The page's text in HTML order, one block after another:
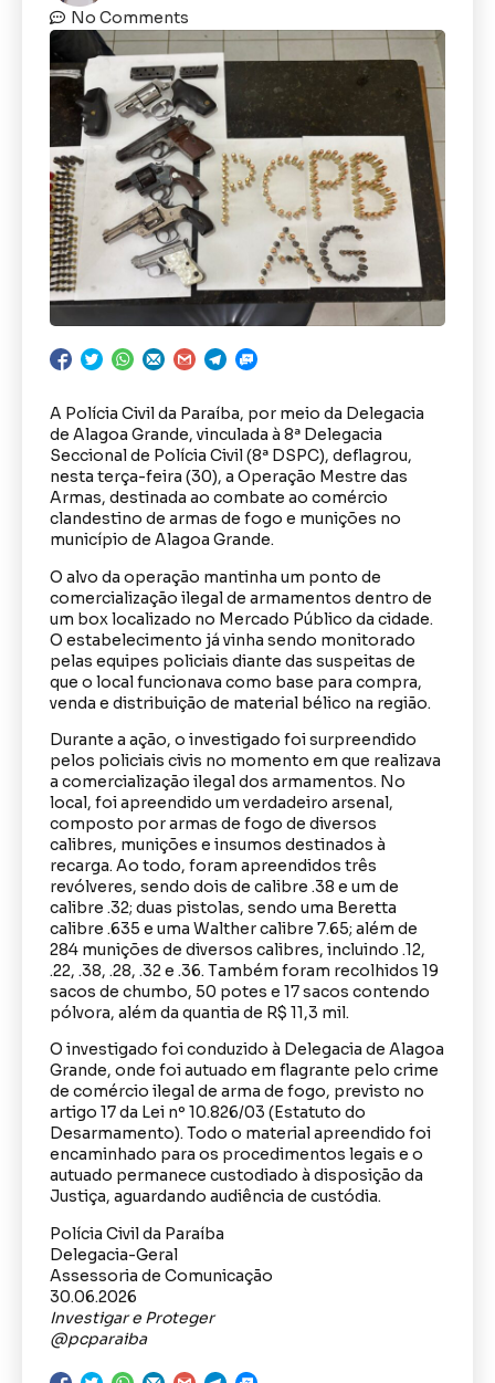
No Comments
A Polícia Civil da Paraíba, por meio da Delegacia
de Alagoa Grande, vinculada à 8ª Delegacia
Seccional de Polícia Civil (8ª DSPC), deflagrou,
nesta terça-feira (30), a Operação Mestre das
Armas, destinada ao combate ao comércio
clandestino de armas de fogo e munições no
município de Alagoa Grande.
O alvo da operação mantinha um ponto de
comercialização ilegal de armamentos dentro de
um box localizado no Mercado Público da cidade.
O estabelecimento já vinha sendo monitorado
pelas equipes policiais diante das suspeitas de
que o local funcionava como base para compra,
venda e distribuição de material bélico na região.
Durante a ação, o investigado foi surpreendido
pelos policiais civis no momento em que realizava
a comercialização ilegal dos armamentos. No
local, foi apreendido um verdadeiro arsenal,
composto por armas de fogo de diversos
calibres, munições e insumos destinados à
recarga. Ao todo, foram apreendidos três
revólveres, sendo dois de calibre .38 e um de
calibre .32; duas pistolas, sendo uma Beretta
calibre .635 e uma Walther calibre 7.65; além de
284 munições de diversos calibres, incluindo .12,
.22, .38, .28, .32 e .36. Também foram recolhidos 19
sacos de chumbo, 50 potes e 17 sacos contendo
pólvora, além da quantia de R$ 11,3 mil.
O investigado foi conduzido à Delegacia de Alagoa
Grande, onde foi autuado em flagrante pelo crime
de comércio ilegal de arma de fogo, previsto no
artigo 17 da Lei nº 10.826/03 (Estatuto do
Desarmamento). Todo o material apreendido foi
encaminhado para os procedimentos legais e o
autuado permanece custodiado à disposição da
Justiça, aguardando audiência de custódia.
Polícia Civil da Paraíba
Delegacia-Geral
Assessoria de Comunicação
30.06.2026
Investigar e Proteger
@pcparaiba